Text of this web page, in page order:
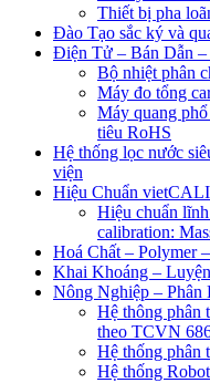
Thiết bị pha
Đào Tạo sắc ký và
Điện Tử – Bán Dẫn –
Bộ nhiệt phân
Máy đo tổng
Máy quang
tiêu RoHS
Hệ thống lọc nước
viện
Hiệu Chuẩn
Hiệu chuẩn
calibration:
Hoá Chất –
Khai Khoáng –
Nông Nghiệp –
Hệ thông phân
theo TCVN
Hệ thống phân
Hệ thống